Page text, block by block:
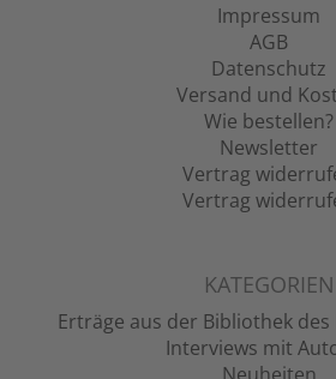
Impressum
AGB
Datenschutz
Versand und
Wie bestellen?
Newsletter
Vertrag
Vertrag
KATEGORIEN
Erträge aus der Bibliothek
Interviews mit